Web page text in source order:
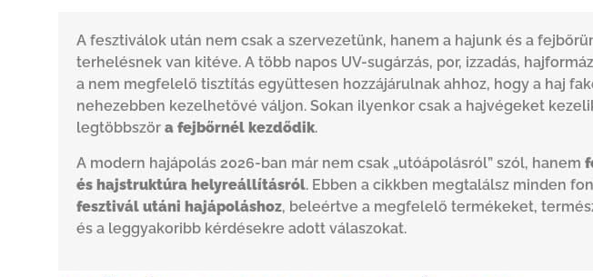
A fesztiválok után nem csak a szervezetünk, hanem a hajunk és a
terhelésnek van kitéve. A több napos UV-sugárzás, por, izzadás,
a nem megfelelő tisztítás együttesen hozzájárulnak ahhoz, hogy a haj
nehezebben kezelhetővé váljon. Sokan ilyenkor csak a hajvégeket
legtöbbször a fejbőrnél kezdődik.
A modern hajápolás 2026-ban már nem csak „utóápolásról” szól, hanem
és hajstruktúra helyreállításról. Ebben a cikkben megtalálsz minden
fesztivál utáni hajápoláshoz, beleértve a megfelelő termékeket,
és a leggyakoribb kérdésekre adott válaszokat.